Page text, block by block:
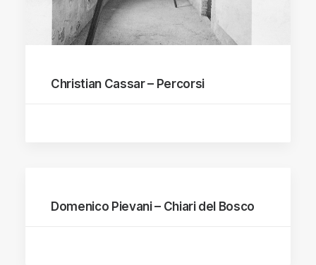
Christian Cassar – Percorsi
Domenico Pievani – Chiari del Bosco